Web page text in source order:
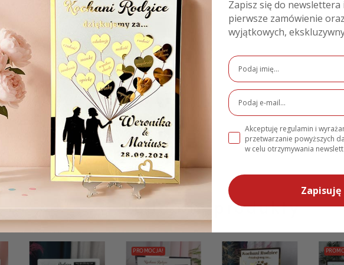
Chrzest ISBN 978-83-62412-48-8
dodatkowe
Podobne produkty
PROMOCJA!
Zapisz się do
pierwsze zamówienie
wyjątkowych,
Akceptuję regulamin i
przetwarzanie powyższych
w celu otrzymywania
Zapisuję